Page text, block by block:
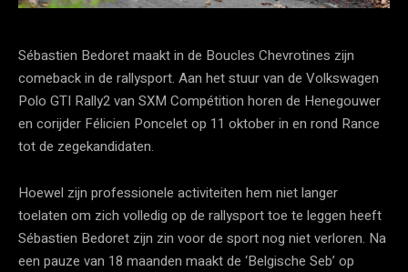
Sébastien Bedoret maakt in de Boucles Chevrotines zijn
comeback in de rallysport. Aan het stuur van de Volkswagen
Polo GTI Rally2 van SXM Compétition horen de Henegouwer
en corijder Félicien Poncelet op 11 oktober in en rond Rance
tot de zegekandidaten.
Hoewel zijn professionele activiteiten hem niet langer
toelaten om zich volledig op de rallysport toe te leggen heeft
Sébastien Bedoret zijn zin voor de sport nog niet verloren. Na
een pauze van 18 maanden maakt de ‘Belgische Seb’ op